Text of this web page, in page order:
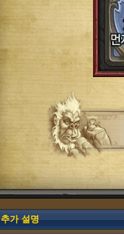
추가 설명